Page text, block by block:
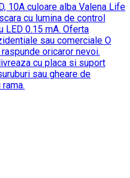
10A culoare alba Valena Life
cu lumina de control
LED 0.15 mA. Oferta
sau comerciale O
oricaror nevoi.
cu placa si suport
sau gheare de